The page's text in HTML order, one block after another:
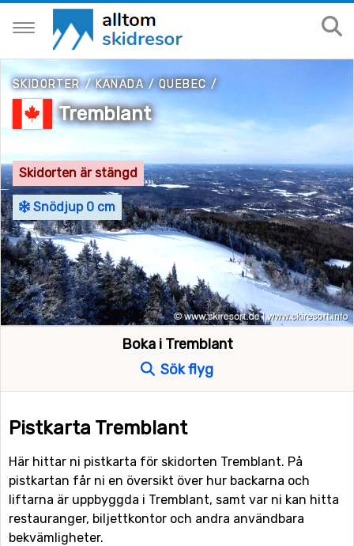
SKIDORTER/KANADA/QUEBEC /
Tremblant
Skidorten är stängd
Snödjup 0 cm
Boka i Tremblant
Sök flyg
Pistkarta Tremblant
Här hittar ni pistkarta för skidorten Tremblant. På
pistkartan får ni en översikt över hur backarna och
liftarna är uppbyggda i Tremblant, samt var ni kan hitta
restauranger, biljettkontor och andra användbara
bekvämligheter.